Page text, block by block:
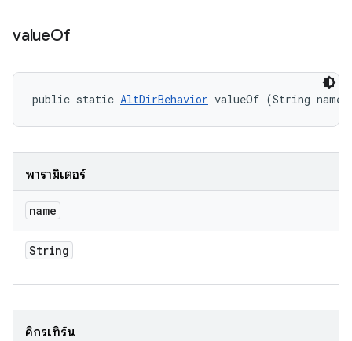
valueOf
public static AltDirBehavior valueOf (String name)
พารามิเตอร์
name
String
คิกรีเทิร์น